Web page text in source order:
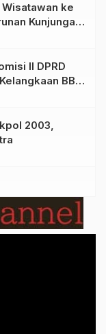
ke
Kunjungan
II DPRD
BBM
2003,